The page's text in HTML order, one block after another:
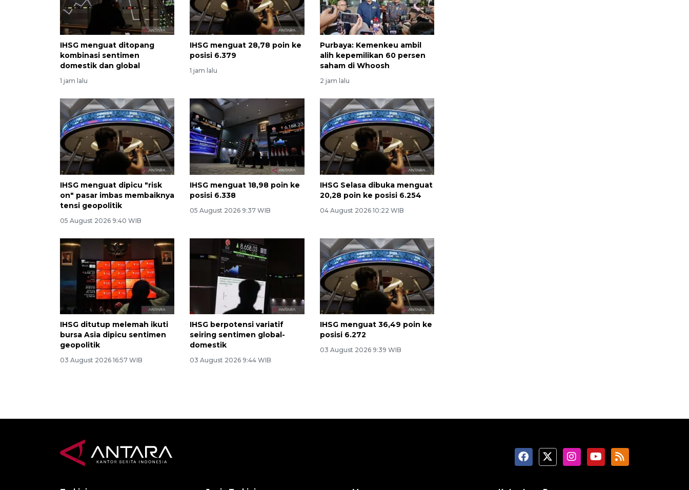
IHSG menguat ditopang
kombinasi sentimen
domestik dan global
1 jam lalu
IHSG menguat 28,78 poin ke
posisi 6.379
1 jam lalu
Purbaya: Kemenkeu ambil
alih kepemilikan 60 persen
saham di Whoosh
2 jam lalu
IHSG menguat dipicu "risk
on" pasar imbas membaiknya
tensi geopolitik
05 August 2026 9:40 WIB
IHSG menguat 18,98 poin ke
posisi 6.338
05 August 2026 9:37 WIB
IHSG Selasa dibuka menguat
20,28 poin ke posisi 6.254
04 August 2026 10:22 WIB
IHSG ditutup melemah ikuti
bursa Asia dipicu sentimen
geopolitik
03 August 2026 16:57 WIB
IHSG berpotensi variatif
seiring sentimen global-
domestik
03 August 2026 9:44 WIB
IHSG menguat 36,49 poin ke
posisi 6.272
03 August 2026 9:39 WIB